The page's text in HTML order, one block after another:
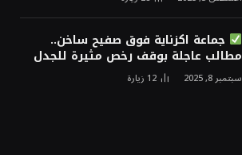
جماعة اكزناية فوق صفيح ساخن..
مطالب عاجلة بوقف رخص مثيرة للجدل
سبتمبر 8, 2025 12 زيارة